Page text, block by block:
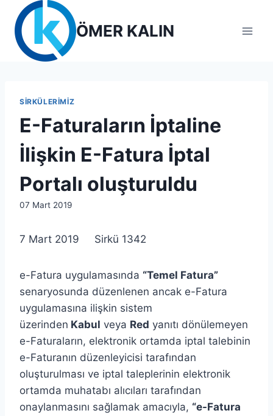
content
ÖMER KALIN
SIRKÜLERIMIZ
E-Faturaların İptaline
İlişkin E-Fatura İptal
Portalı oluşturuldu
By
07 Mart 2019
7 Mart 2019 Sirkü 1342
e-Fatura uygulamasında “Temel Fatura”
senaryosunda düzenlenen ancak e-Fatura
uygulamasına ilişkin sistem
üzerinden Kabul veya Red yanıtı dönülemeyen
e-Faturaların, elektronik ortamda iptal talebinin
e-Faturanın düzenleyicisi tarafından
oluşturulması ve iptal taleplerinin elektronik
ortamda muhatabı alıcıları tarafından
onaylanmasını sağlamak amacıyla, “e-Fatura